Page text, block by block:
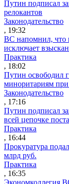
Путин подписал
релокантов
Законодательство
, 19:32
ВС напомнил, что
исключает
Практика
, 18:02
Путин освободил
миноритариям при
Законодательство
, 17:16
Путин подписал
всей цепочке
Практика
, 16:44
Прокуратура
млрд руб.
Практика
, 16:35
Экономколлегия